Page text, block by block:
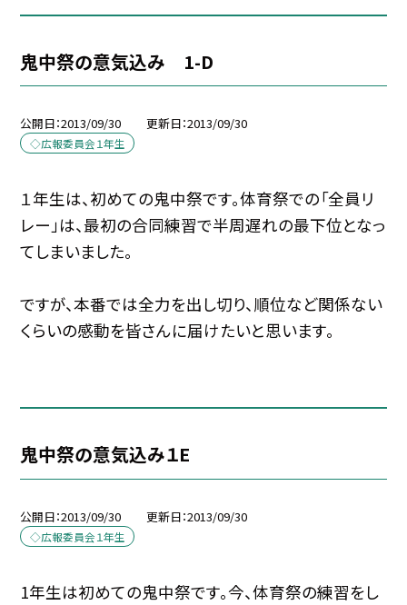
鬼中祭の意気込み 1-D
公開日 2013/09/30 更新日 2013/09/30
◇広報委員会１年生
１年生は、初めての鬼中祭です。体育祭での「全員リ
レー」は、最初の合同練習で半周遅れの最下位となっ
てしまいました。
ですが、本番では全力を出し切り、順位など関係ない
くらいの感動を皆さんに届けたいと思います。
鬼中祭の意気込み１E
公開日 2013/09/30 更新日 2013/09/30
◇広報委員会１年生
1年生は初めての鬼中祭です。今、体育祭の練習をし